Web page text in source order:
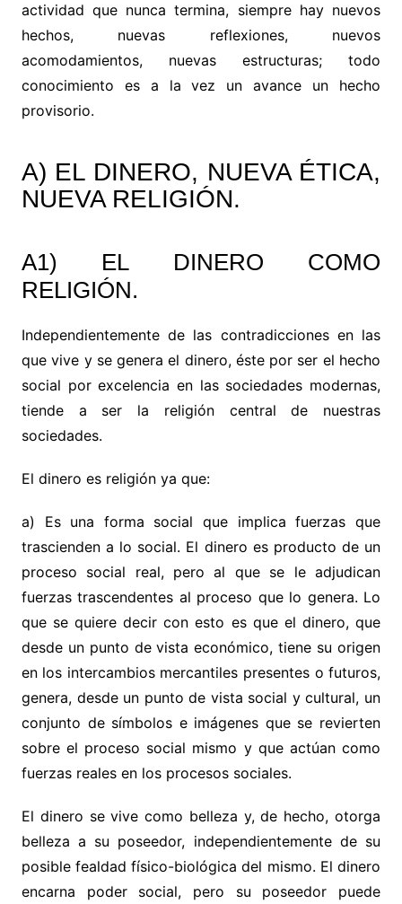
actividad que nunca termina, siempre hay nuevos
hechos, nuevas reflexiones, nuevos
acomodamientos, nuevas estructuras; todo
conocimiento es a la vez un avance un hecho
provisorio.
A) EL DINERO, NUEVA ÉTICA,
NUEVA RELIGIÓN.
A1) EL DINERO COMO
RELIGIÓN.
Independientemente de las contradicciones en las
que vive y se genera el dinero, éste por ser el hecho
social por excelencia en las sociedades modernas,
tiende a ser la religión central de nuestras
sociedades.
El dinero es religión ya que:
a) Es una forma social que implica fuerzas que
trascienden a lo social. El dinero es producto de un
proceso social real, pero al que se le adjudican
fuerzas trascendentes al proceso que lo genera. Lo
que se quiere decir con esto es que el dinero, que
desde un punto de vista económico, tiene su origen
en los intercambios mercantiles presentes o futuros,
genera, desde un punto de vista social y cultural, un
conjunto de símbolos e imágenes que se revierten
sobre el proceso social mismo y que actúan como
fuerzas reales en los procesos sociales.
El dinero se vive como belleza y, de hecho, otorga
belleza a su poseedor, independientemente de su
posible fealdad físico-biológica del mismo. El dinero
encarna poder social, pero su poseedor puede